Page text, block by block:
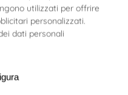
utilizzati per offrire
personalizzati.
dati personali